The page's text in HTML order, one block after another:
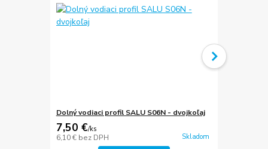
Dolný vodiaci profil SALU S06N - dvojkoľaj
7,50 €/ks
6,10 € bez DPH Skladom